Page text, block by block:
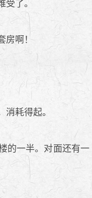
了。
啊！
耗得起。
的一半。对面还有一